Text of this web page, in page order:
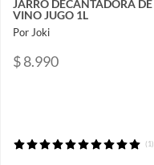
JARRO DECANTADORA DE
VINO JUGO 1L
Por Joki
$ 8.990
(1)